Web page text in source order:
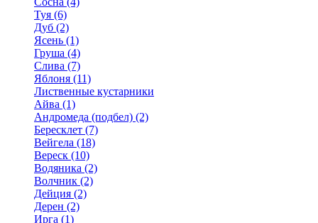
Туя (6)
Дуб (2)
Ясень (1)
Груша (4)
Слива (7)
Яблоня (11)
Лиственные кустарники
Айва (1)
Андромеда (подбел) (2)
Бересклет (7)
Вейгела (18)
Вереск (10)
Водяника (2)
Волчник (2)
Дейция (2)
Дерен (2)
Ирга (1)